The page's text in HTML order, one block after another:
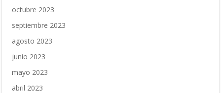
octubre 2023
septiembre 2023
agosto 2023
junio 2023
mayo 2023
abril 2023